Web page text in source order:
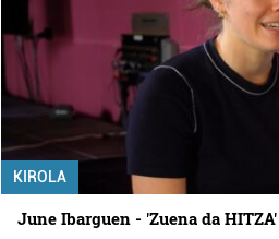
KIROLA
June Ibarguen - 'Zuena da